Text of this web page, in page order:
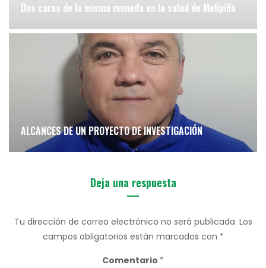
Dos caras de la misma moneda en la salud de Melipilla
ALCANCES DE UN PROYECTO DE INVESTIGACIÓN
Deja una respuesta
Tu dirección de correo electrónico no será publicada. Los
campos obligatorios están marcados con *
Comentario *